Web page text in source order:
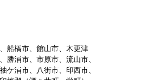
船橋市、館山市、木更津
浦市、市原市、流山市、
浦市、八街市、印西市、